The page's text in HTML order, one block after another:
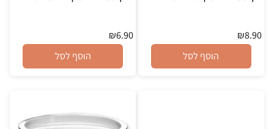
₪8.90
הוסף לסל
₪6.90
הוסף לסל